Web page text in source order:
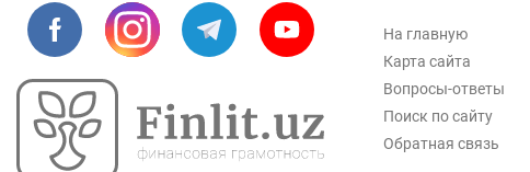
На главную
Карта сайта
Вопросы-ответы
Поиск по сайту
Обратная связь